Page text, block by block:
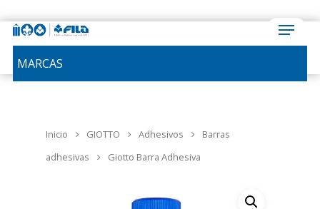
MARCAS
Inicio GIOTTO Adhesivos
Barras
adhesivas
Giotto Barra Adhesiva